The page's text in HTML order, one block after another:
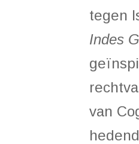
tegen
Indes
van